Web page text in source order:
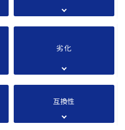
劣化
互換性